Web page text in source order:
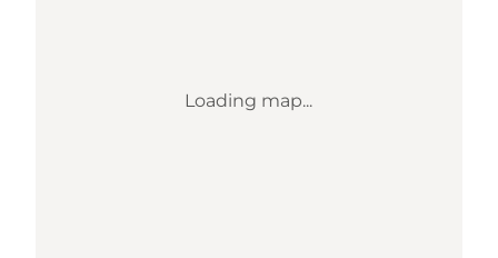
Loading map...